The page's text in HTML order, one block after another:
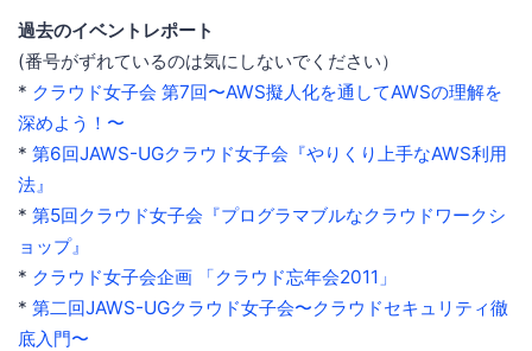
過去のイベントレポート
(番号がずれているのは気にしないでください）
* クラウド女子会 第7回〜AWS擬人化を通してAWSの理解を
深めよう！〜
* 第6回JAWS-UGクラウド女子会『やりくり上手なAWS利用
法』
* 第5回クラウド女子会『プログラマブルなクラウドワークシ
ョップ』
* クラウド女子会企画 「クラウド忘年会2011」
* 第二回JAWS-UGクラウド女子会〜クラウドセキュリティ徹
底入門〜